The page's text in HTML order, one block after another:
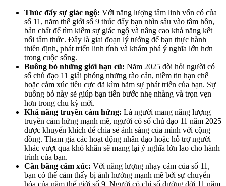
Thúc đẩy sự giác ngộ: Với năng lượng tâm linh vốn có của
số 11, năm thế giới số 9 thúc đẩy bạn nhìn sâu vào tâm hồn,
bản chất để tìm kiếm sự giác ngộ và nâng cao khả năng kết
nối tâm thức. Đây là giai đoạn lý tưởng để bạn thực hành
thiền định, phát triển linh tính và khám phá ý nghĩa lớn hơn
trong cuộc sống.
Buông bỏ những giới hạn cũ: Năm 2025 đòi hỏi người có
số chủ đạo 11 giải phóng những rào cản, niềm tin hạn chế
hoặc cảm xúc tiêu cực đã kìm hãm sự phát triển của bạn. Sự
buông bỏ này sẽ giúp bạn tiến bước nhẹ nhàng và trọn vẹn
hơn trong chu kỳ mới.
Khả năng truyền cảm hứng: Là người mang năng lượng
truyền cảm hứng mạnh mẽ, người có số chủ đạo 11 năm 2025
được khuyến khích để chia sẻ ánh sáng của mình với cộng
đồng. Tham gia các hoạt động nhân đạo hoặc hỗ trợ người
khác vượt qua khó khăn sẽ mang lại ý nghĩa lớn lao cho hành
trình của bạn.
Cân bằng cảm xúc: Với năng lượng nhạy cảm của số 11,
bạn có thể cảm thấy bị ảnh hưởng mạnh mẽ bởi sự chuyển
hóa của năm thế giới số 9. Người có chỉ số đường đời 11 năm